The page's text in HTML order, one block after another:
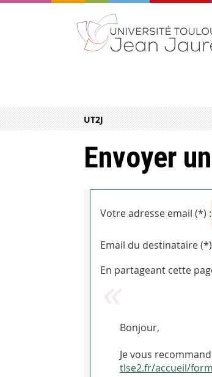
UT2J
Envoyer
Votre adresse email (*) :
Email du destinataire
En partageant cette
Bonjour,
Je vous
tlse2.fr/accueil/